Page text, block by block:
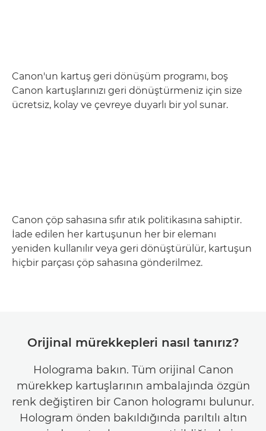
Canon'un kartuş geri dönüşüm programı, boş
Canon kartuşlarınızı geri dönüştürmeniz için size
ücretsiz, kolay ve çevreye duyarlı bir yol sunar.
Canon çöp sahasına sıfır atık politikasına sahiptir.
İade edilen her kartuşunun her bir elemanı
yeniden kullanılır veya geri dönüştürülür, kartuşun
hiçbir parçası çöp sahasına gönderilmez.
Orijinal mürekkepleri nasıl tanırız?
Holograma bakın. Tüm orijinal Canon
mürekkep kartuşlarının ambalajında özgün
renk değiştiren bir Canon hologramı bulunur.
Hologram önden bakıldığında parıltılı altın